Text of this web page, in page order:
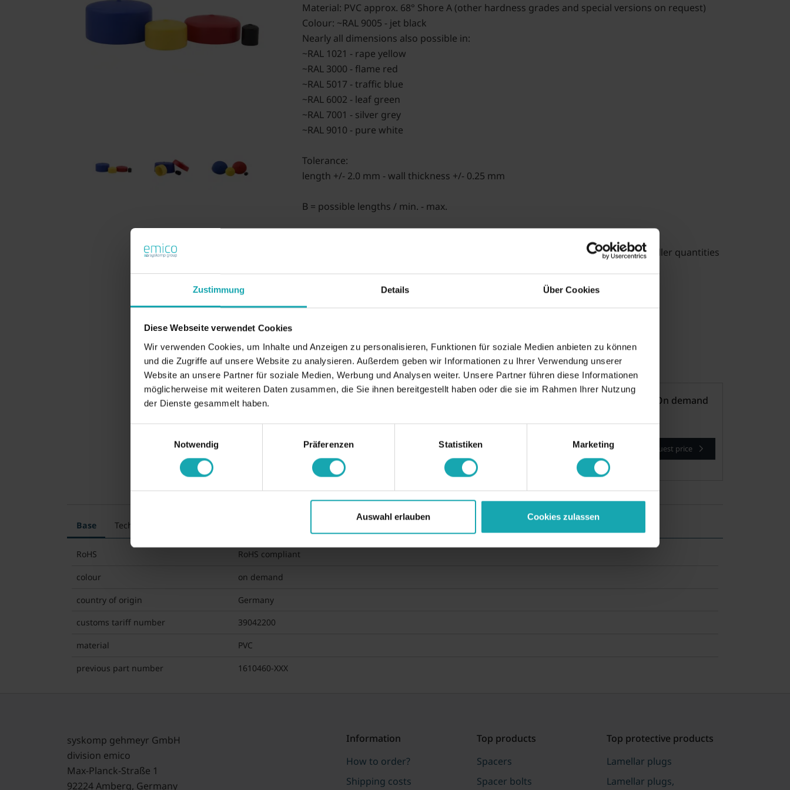
Zustimmung Details Über Cookies
Diese Webseite verwendet Cookies
Wir verwenden Cookies, um Inhalte und Anzeigen zu personalisieren, Funktionen für soziale Medien anbieten zu können
und die Zugriffe auf unsere Website zu analysieren. Außerdem geben wir Informationen zu Ihrer Verwendung unserer
Website an unsere Partner für soziale Medien, Werbung und Analysen weiter. Unsere Partner führen diese Informationen
möglicherweise mit weiteren Daten zusammen, die Sie ihnen bereitgestellt haben oder die sie im Rahmen Ihrer Nutzung
der Dienste gesammelt haben.
Notwendig
Präferenzen Statistiken Marketing
Auswahl erlauben Cookies zulassen
Material: PVC approx. 68° Shore A (other hardness grades and special versions on request)
Colour: ~RAL 9005 - jet black
Nearly all dimensions also possible in:
~RAL 1021 - rape yellow
~RAL 3000 - flame red
~RAL 5017 - traffic blue
~RAL 6002 - leaf green
~RAL 7001 - silver grey
~RAL 9010 - pure white
Tolerance:
length +/- 2.0 mm - wall thickness +/- 0.25 mm
B = possible lengths / min. - max.
(The indicated minimum quantities are binding. If available from stock, also smaller quantities
35 YEARS of emico: Get an extra 3.5 % discount! (The discount will be applied automatically)
On demand
Request samples Request price
Base Technical specification
RoHS RoHS compliant
colour on demand
country of origin Germany
customs tariff number 39042200
material PVC
previous part number 1610460-XXX
syskomp gehmeyr GmbH
division emico
Max-Planck-Straße 1
92224 Amberg, Germany
Information
How to order?
Shipping costs
Top products
Spacers
Spacer bolts
Top protective products
Lamellar plugs
Lamellar plugs,